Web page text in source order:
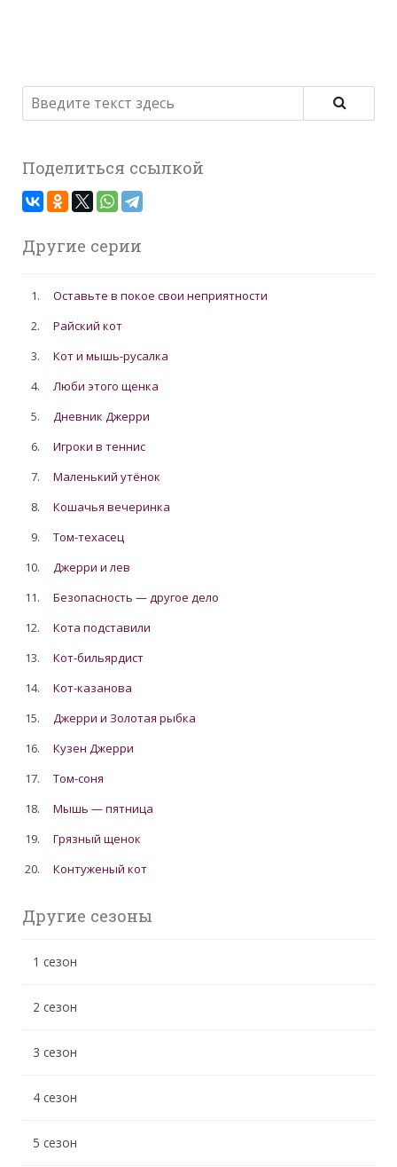
Поделиться ссылкой
Другие серии
1.
Оставьте в покое свои неприятности
2.
Райский кот
3.
Кот и мышь-русалка
4.
Люби этого щенка
5.
Дневник Джерри
6.
Игроки в теннис
7.
Маленький утёнок
8.
Кошачья вечеринка
9.
Том-техасец
10.
Джерри и лев
11.
Безопасность — другое дело
12.
Кота подставили
13.
Кот-бильярдист
14.
Кот-казанова
15.
Джерри и Золотая рыбка
16.
Кузен Джерри
17.
Том-соня
18.
Мышь — пятница
19.
Грязный щенок
20.
Контуженый кот
Другие сезоны
1 сезон
2 сезон
3 сезон
4 сезон
5 сезон